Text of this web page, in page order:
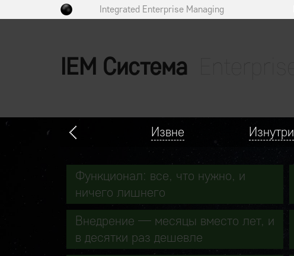
Integrated Enterprise Managing
IEM Система
Извне Изнутри
Функционал: все, что нужно, и
ничего лишнего
Внедрение — месяцы вместо лет, и
в десятки раз дешевле